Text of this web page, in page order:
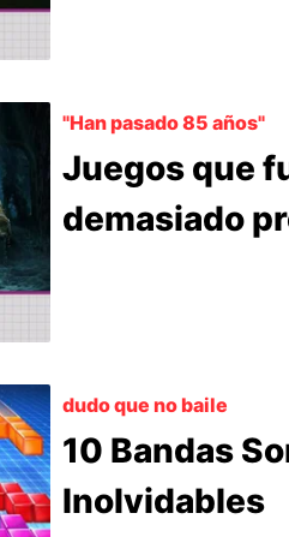
"Han pasado 85 años"
Juegos que
demasiado
dudo que no baile
10 Bandas
Inolvidables